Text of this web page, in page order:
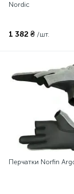
Nordic
1 382 ₴ /шт.
Перчатки Norfin